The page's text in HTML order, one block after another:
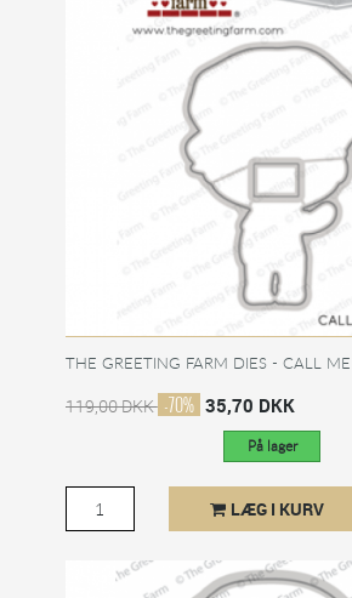
THE GREETING FARM DIES - CALL
119,00 DKK -70% 35,70 DKK
På lager
LÆG I KURV